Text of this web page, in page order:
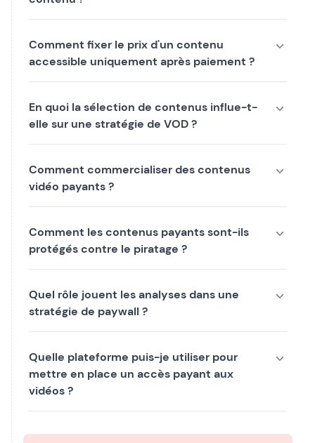
Comment fixer le prix d'un contenu
accessible uniquement après paiement ?
En quoi la sélection de contenus influe-t-
elle sur une stratégie de VOD ?
Comment commercialiser des contenus
vidéo payants ?
Comment les contenus payants sont-ils
protégés contre le piratage ?
Quel rôle jouent les analyses dans une
stratégie de paywall ?
Quelle plateforme puis-je utiliser pour
mettre en place un accès payant aux
vidéos ?